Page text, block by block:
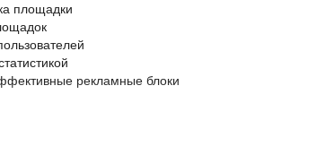
площадки
рекламные блоки